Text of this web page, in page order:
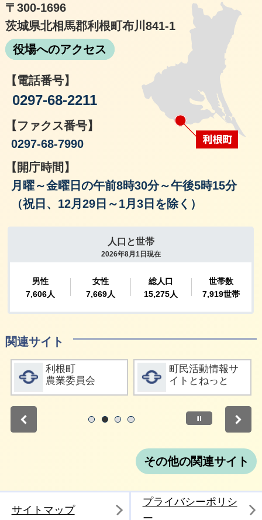
〒300-1696
茨城県北相馬郡利根町布川841-1
役場へのアクセス
【電話番号】
0297-68-2211
【ファクス番号】
0297-68-7990
【開庁時間】
月曜～金曜日の午前8時30分～午後5時15分
（祝日、12月29日～1月3日を除く）
関連サイト
詳細をみる
利根町
農業委員会
詳細をみる
町民活動情報サ
イトとねっと
停止
その他の関連サイト
サイトマップ
プライバシーポリシ